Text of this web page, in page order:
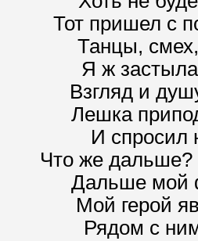
Тот пришел с
Танцы,
Я ж
Взгляд и
Лешка
И спросил
Что же
Дальше мой
Мой герой
Рядом с